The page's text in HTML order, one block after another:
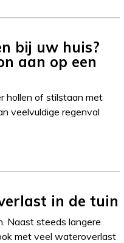
bij uw huis?
aan op een
hollen of stilstaan met
veelvuldige regenval
in de tuin
Naast steeds langere
met veel wateroverlast